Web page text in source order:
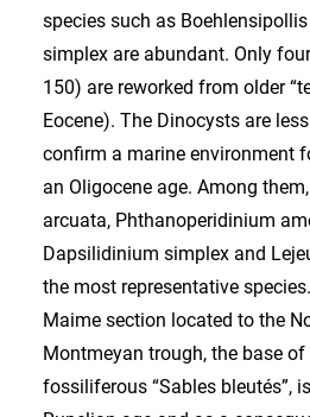
species such as
simplex are abundant. Only
150) are reworked from older
Eocene). The Dinocysts are
confirm a marine environment
an Oligocene age. Among
arcuata, Phthanoperidinium
Dapsilidinium simplex and
the most representative
Maime section located to the
Montmeyan trough, the base
fossiliferous “Sables bleutés”,